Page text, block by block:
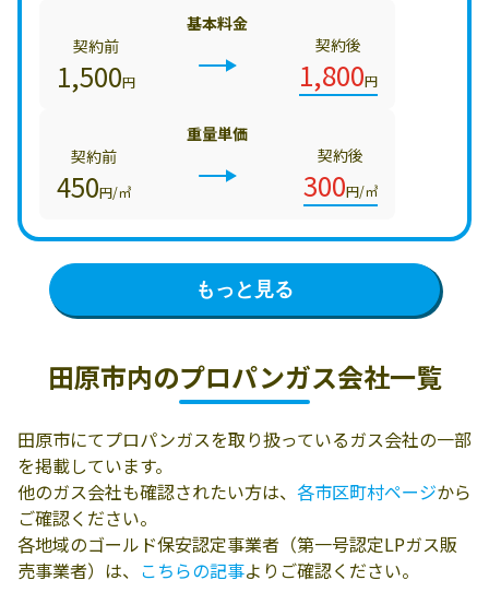
基本料金
契約前
1,500円
契約後
1,800円
重量単価
契約前
450円/㎥
契約後
300円/㎥
もっと見る
田原市内のプロパンガス会社一覧
田原市にてプロパンガスを取り扱っているガス会社の一部
を掲載しています。
他のガス会社も確認されたい方は、 各市区町村ページから
ご確認ください。
各地域のゴールド保安認定事業者（第一号認定LPガス販
売事業者）は、 こちらの記事よりご確認ください。